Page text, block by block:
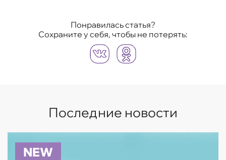
Понравилась статья?
Сохраните у себя, чтобы не потерять:
Последние новости
NEW